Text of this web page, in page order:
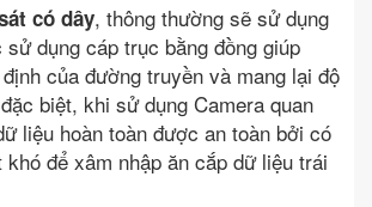
có dây, thông thường sẽ sử dụng
sử dụng cáp trục bằng đồng giúp
của đường truyền và mang lại độ
biệt, khi sử dụng Camera quan
liệu hoàn toàn được an toàn bởi có
để xâm nhập ăn cắp dữ liệu trái